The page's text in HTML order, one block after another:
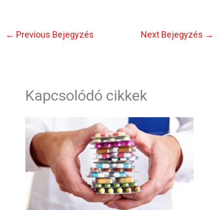
← Previous Bejegyzés Next Bejegyzés →
Kapcsolódó cikkek